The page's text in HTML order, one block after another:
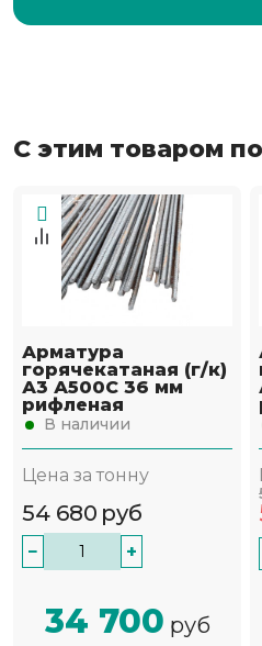
С этим товаром
Арматура
горячекатаная (г/к)
А3 А500С 36 мм
рифленая
В наличии
Цена за тонну
54 680 руб
− +
34 700 руб